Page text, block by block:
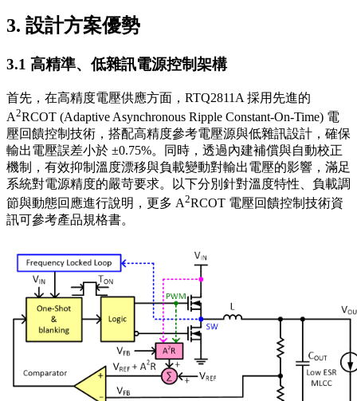
3. 設計方案優勢
3.1 高精準、低雜訊電源控制架構
首先，在高精度電壓供應方面，RTQ2811A 採用先進的
A2RCOT (Adaptive Asynchronous Ripple Constant-On-Time) 電
壓回饋控制技術，搭配高精度參考電壓源與低雜訊設計，確保
輸出電壓誤差小於 ±0.75%。同時，透過內建補償與自動校正
機制，有效抑制溫度漂移與負載變動對輸出電壓的影響，滿足
系統對電源精度的嚴苛要求。以下分別針對溫度特性、負載調
節與動態回應進行說明，更多 A2RCOT 電壓回饋控制技術資
訊可參考產品規格書。